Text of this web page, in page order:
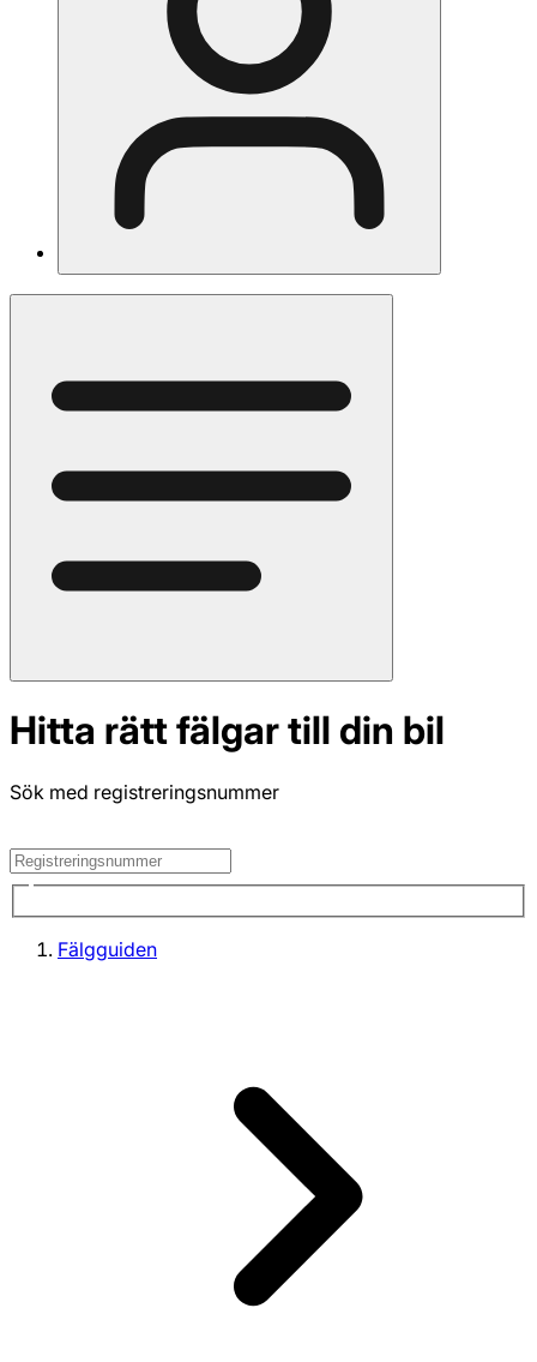
Hitta rätt fälgar till din bil
Sök med registreringsnummer
Fälgguiden